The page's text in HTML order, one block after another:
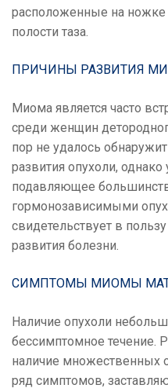
расположенные на ножке
полости таза.
ПРИЧИНЫ РАЗВИТИЯ
Миома является часто
среди женщин
пор не удалось
развития опухоли, однако
подавляющее
гормонозависимыми
свидетельствует в
развития болезни.
СИМПТОМЫ МИОМЫ
Наличие опухоли
бессимптомное течение.
наличие множественных
ряд симптомов,